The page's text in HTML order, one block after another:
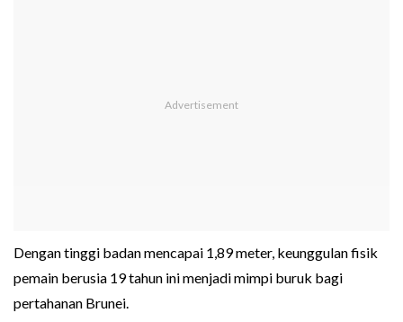
Dengan tinggi badan mencapai 1,89 meter, keunggulan fisik
pemain berusia 19 tahun ini menjadi mimpi buruk bagi
pertahanan Brunei.